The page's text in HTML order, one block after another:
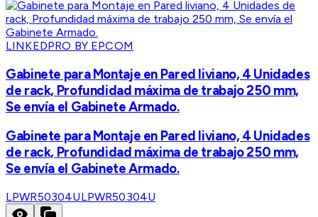
LINKEDPRO BY EPCOM
Gabinete para Montaje en Pared liviano, 4 Unidades
de rack, Profundidad máxima de trabajo 250 mm,
Se envía el Gabinete Armado.
Gabinete para Montaje en Pared liviano, 4 Unidades
de rack, Profundidad máxima de trabajo 250 mm,
Se envía el Gabinete Armado.
LPWR50304ULPWR50304U